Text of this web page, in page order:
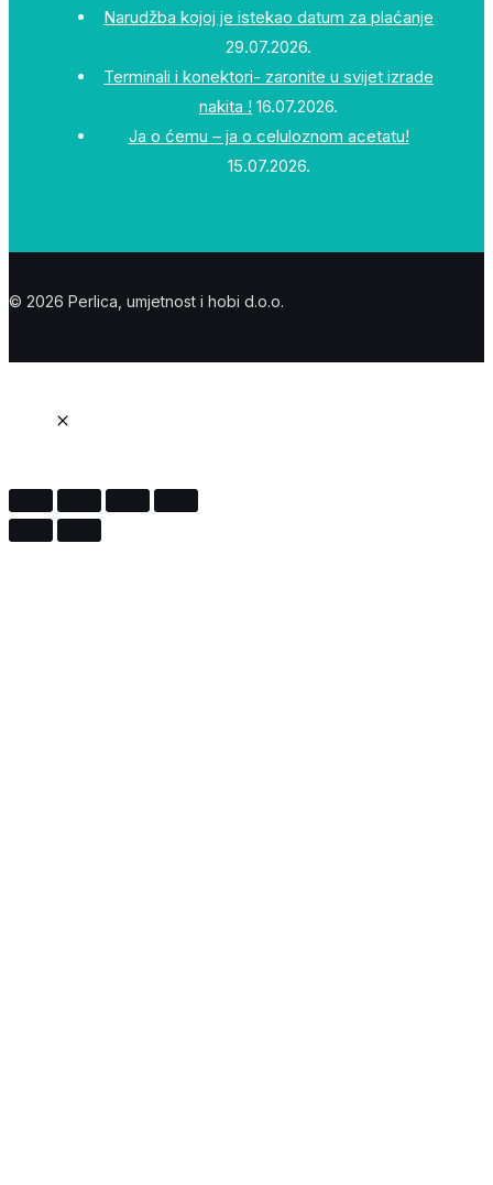
Narudžba kojoj je istekao datum za plaćanje
29.07.2026.
Terminali i konektori- zaronite u svijet izrade
nakita ! 16.07.2026.
Ja o ćemu – ja o celuloznom acetatu!
15.07.2026.
© 2026 Perlica, umjetnost i hobi d.o.o.